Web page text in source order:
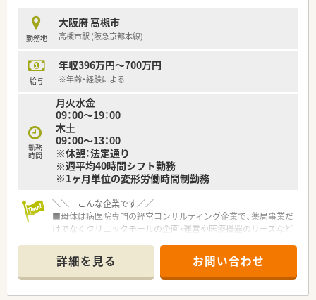
最新の情報や現場で働く薬剤師の声をもとに随時更新していま
す！
■調剤機器に関しましても、応需している処方箋の傾向に合わせ
す。
■監査システムやコンプライアンス研修など、働く従業員の方た
がん等の専門的な薬学管理に関係機関と連携して対応できる
◎地域連携
入退院時の医療機関等との情報連携や、在宅医療等に地域の薬局
≪研修体制が非常に整っています！≫
⇒新人同士ペアになって服薬指導のロールプレイをしたり、実際
に注射薬等の器具に触れることで、実践的なスキルや知識を身に
つけます。
■オーベン・ネーベン制
⇒新人（ネーベン）に指導役の先輩（オーベン）がマンツーマンで1
年間指導する制度。
配属店舗内の、なるべく年齢の近い先輩が指導役につきます。
知識を復習します。
■15ステップアップ研修
⇒薬学知識や店舗管理知識を5年間で段階的に学んでいくe-
Learning研修。
疾患や薬剤の基礎知識、主要医薬品300品目マスターから始ま
り、在宅医療やOTC、管理者としての知識まで、幅広いカリキュ
ラムを継続的に学んでいきます。
勤務地
大阪府 高槻市
高槻市駅 (阪急京都本線)
給与
年収396万円～700万円
※年齢・経験による
勤務
時間
月火水金
09：00～19：00
木土
09：00～13：00
※休憩：法定通り
※週平均40時間シフト勤務
※1ヶ月単位の変形労働時間制勤務
＼＼ こんな企業です／／
■母体は病医院専門の経営コンサルティング企業で、薬局事業だ
けでなくクリニックモールの企画・運営や医療機器のリースなど
■調剤薬局は全国に550店舗以上展開されており、安定した経営
基盤がございます！
■将来を見据えた薬局経営が特徴的で、健康サポート薬局の届出
数も全国1位です
詳細を見る お問い合わせ